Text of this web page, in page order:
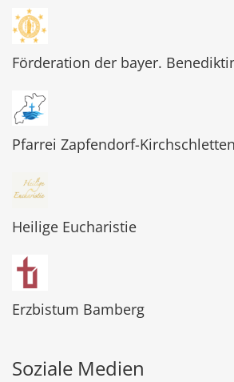
Förderation der bayer.
Pfarrei Zapfendorf-Kirchschletten
Heilige Eucharistie
Erzbistum Bamberg
Soziale Medien